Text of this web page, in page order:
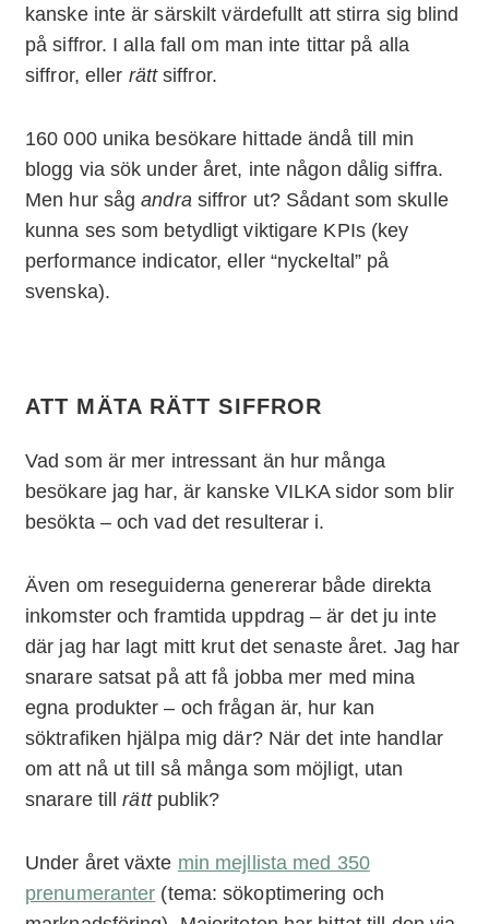
kanske inte är särskilt värdefullt att stirra sig blind
på siffror. I alla fall om man inte tittar på alla
siffror, eller rätt siffror.
160 000 unika besökare hittade ändå till min
blogg via sök under året, inte någon dålig siffra.
Men hur sågandra siffror ut? Sådant som skulle
kunna ses som betydligt viktigare KPIs (key
performance indicator, eller “nyckeltal” på
svenska).
ATT MÄTA RÄTT SIFFROR
Vad som är mer intressant än hur många
besökare jag har, är kanske VILKA sidor som blir
besökta – och vad det resulterar i.
Även om reseguiderna genererar både direkta
inkomster och framtida uppdrag – är det ju inte
där jag har lagt mitt krut det senaste året. Jag har
snarare satsat på att få jobba mer med mina
egna produkter – och frågan är, hur kan
söktrafiken hjälpa mig där? När det inte handlar
om att nå ut till så många som möjligt, utan
snarare tillrätt publik?
Under året växte min mejllista med 350
prenumeranter (tema: sökoptimering och